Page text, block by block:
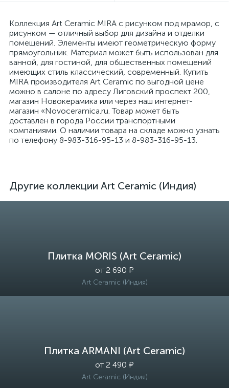
Коллекция Art Ceramic MIRA с рисунком под мрамор, с
рисунком — отличный выбор для дизайна и отделки
помещений. Элементы имеют геометрическую форму
прямоугольник. Материал может быть использован для
ванной, для гостиной, для общественных помещений
имеющих стиль классический, современный. Купить
MIRA производителя Art Ceramic по выгодной цене
можно в салоне по адресу Лиговский проспект 200,
магазин Новокерамика или через наш интернет-
магазин «Novoceramica.ru. Товар может быть
доставлен в города России транспортными
компаниями. О наличии товара на складе можно узнать
по телефону 8-983-316-95-13 и 8-983-316-95-13.
Другие коллекции Art Ceramic (Индия)
Плитка MORIS (Art Ceramic)
от 2 690 ₽
Art Ceramic (Индия)
Плитка ARMANI (Art Ceramic)
от 2 490 ₽
Art Ceramic (Индия)